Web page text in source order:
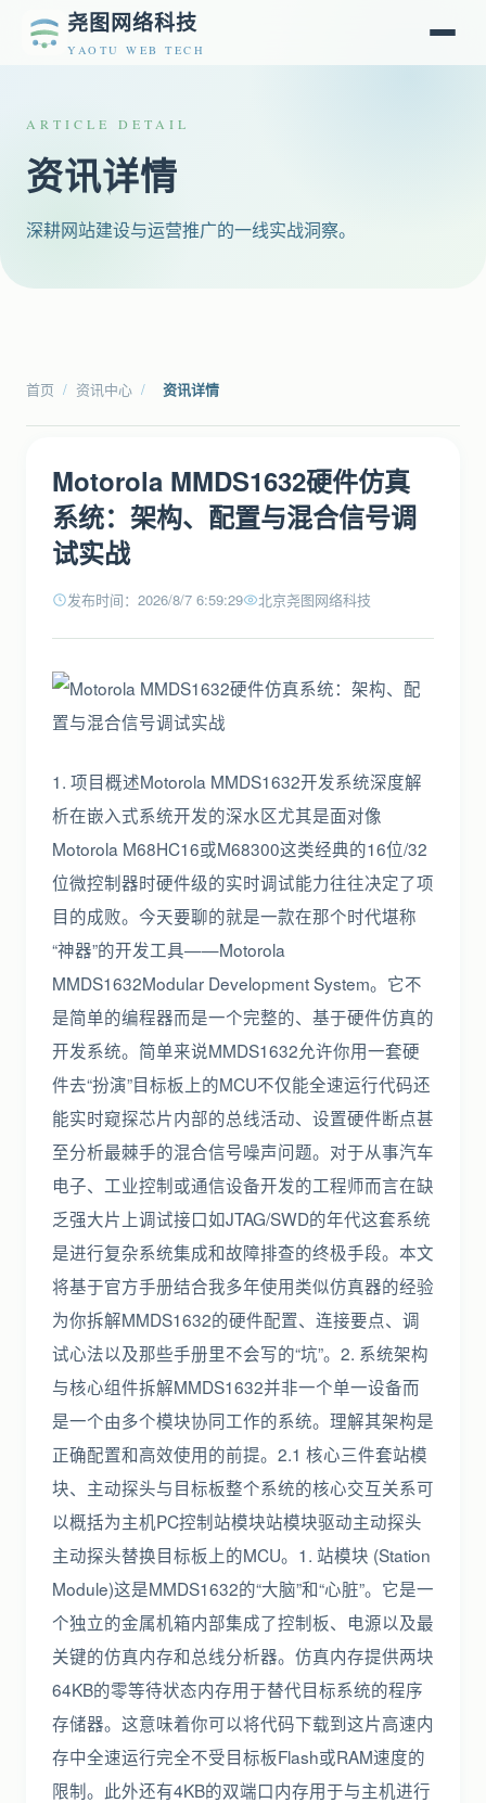
尧图网络科技
YAOTU WEB TECH
ARTICLE DETAIL
资讯详情
深耕网站建设与运营推广的一线实战洞察。
首页 / 资讯中心 / 资讯详情
Motorola MMDS1632硬件仿真
系统：架构、配置与混合信号调
试实战
发布时间：2026/8/7 6:59:29 北京尧图网络科技
1. 项目概述Motorola MMDS1632开发系统深度解
析在嵌入式系统开发的深水区尤其是面对像
Motorola M68HC16或M68300这类经典的16位/32
位微控制器时硬件级的实时调试能力往往决定了项
目的成败。今天要聊的就是一款在那个时代堪称
“神器”的开发工具——Motorola
MMDS1632Modular Development System。它不
是简单的编程器而是一个完整的、基于硬件仿真的
开发系统。简单来说MMDS1632允许你用一套硬
件去“扮演”目标板上的MCU不仅能全速运行代码还
能实时窥探芯片内部的总线活动、设置硬件断点甚
至分析最棘手的混合信号噪声问题。对于从事汽车
电子、工业控制或通信设备开发的工程师而言在缺
乏强大片上调试接口如JTAG/SWD的年代这套系统
是进行复杂系统集成和故障排查的终极手段。本文
将基于官方手册结合我多年使用类似仿真器的经验
为你拆解MMDS1632的硬件配置、连接要点、调
试心法以及那些手册里不会写的“坑”。2. 系统架构
与核心组件拆解MMDS1632并非一个单一设备而
是一个由多个模块协同工作的系统。理解其架构是
正确配置和高效使用的前提。2.1 核心三件套站模
块、主动探头与目标板整个系统的核心交互关系可
以概括为主机PC控制站模块站模块驱动主动探头
主动探头替换目标板上的MCU。1. 站模块 (Station
Module)这是MMDS1632的“大脑”和“心脏”。它是一
个独立的金属机箱内部集成了控制板、电源以及最
关键的仿真内存和总线分析器。仿真内存提供两块
64KB的零等待状态内存用于替代目标系统的程序
存储器。这意味着你可以将代码下载到这片高速内
存中全速运行完全不受目标板Flash或RAM速度的
限制。此外还有4KB的双端口内存用于与主机进行